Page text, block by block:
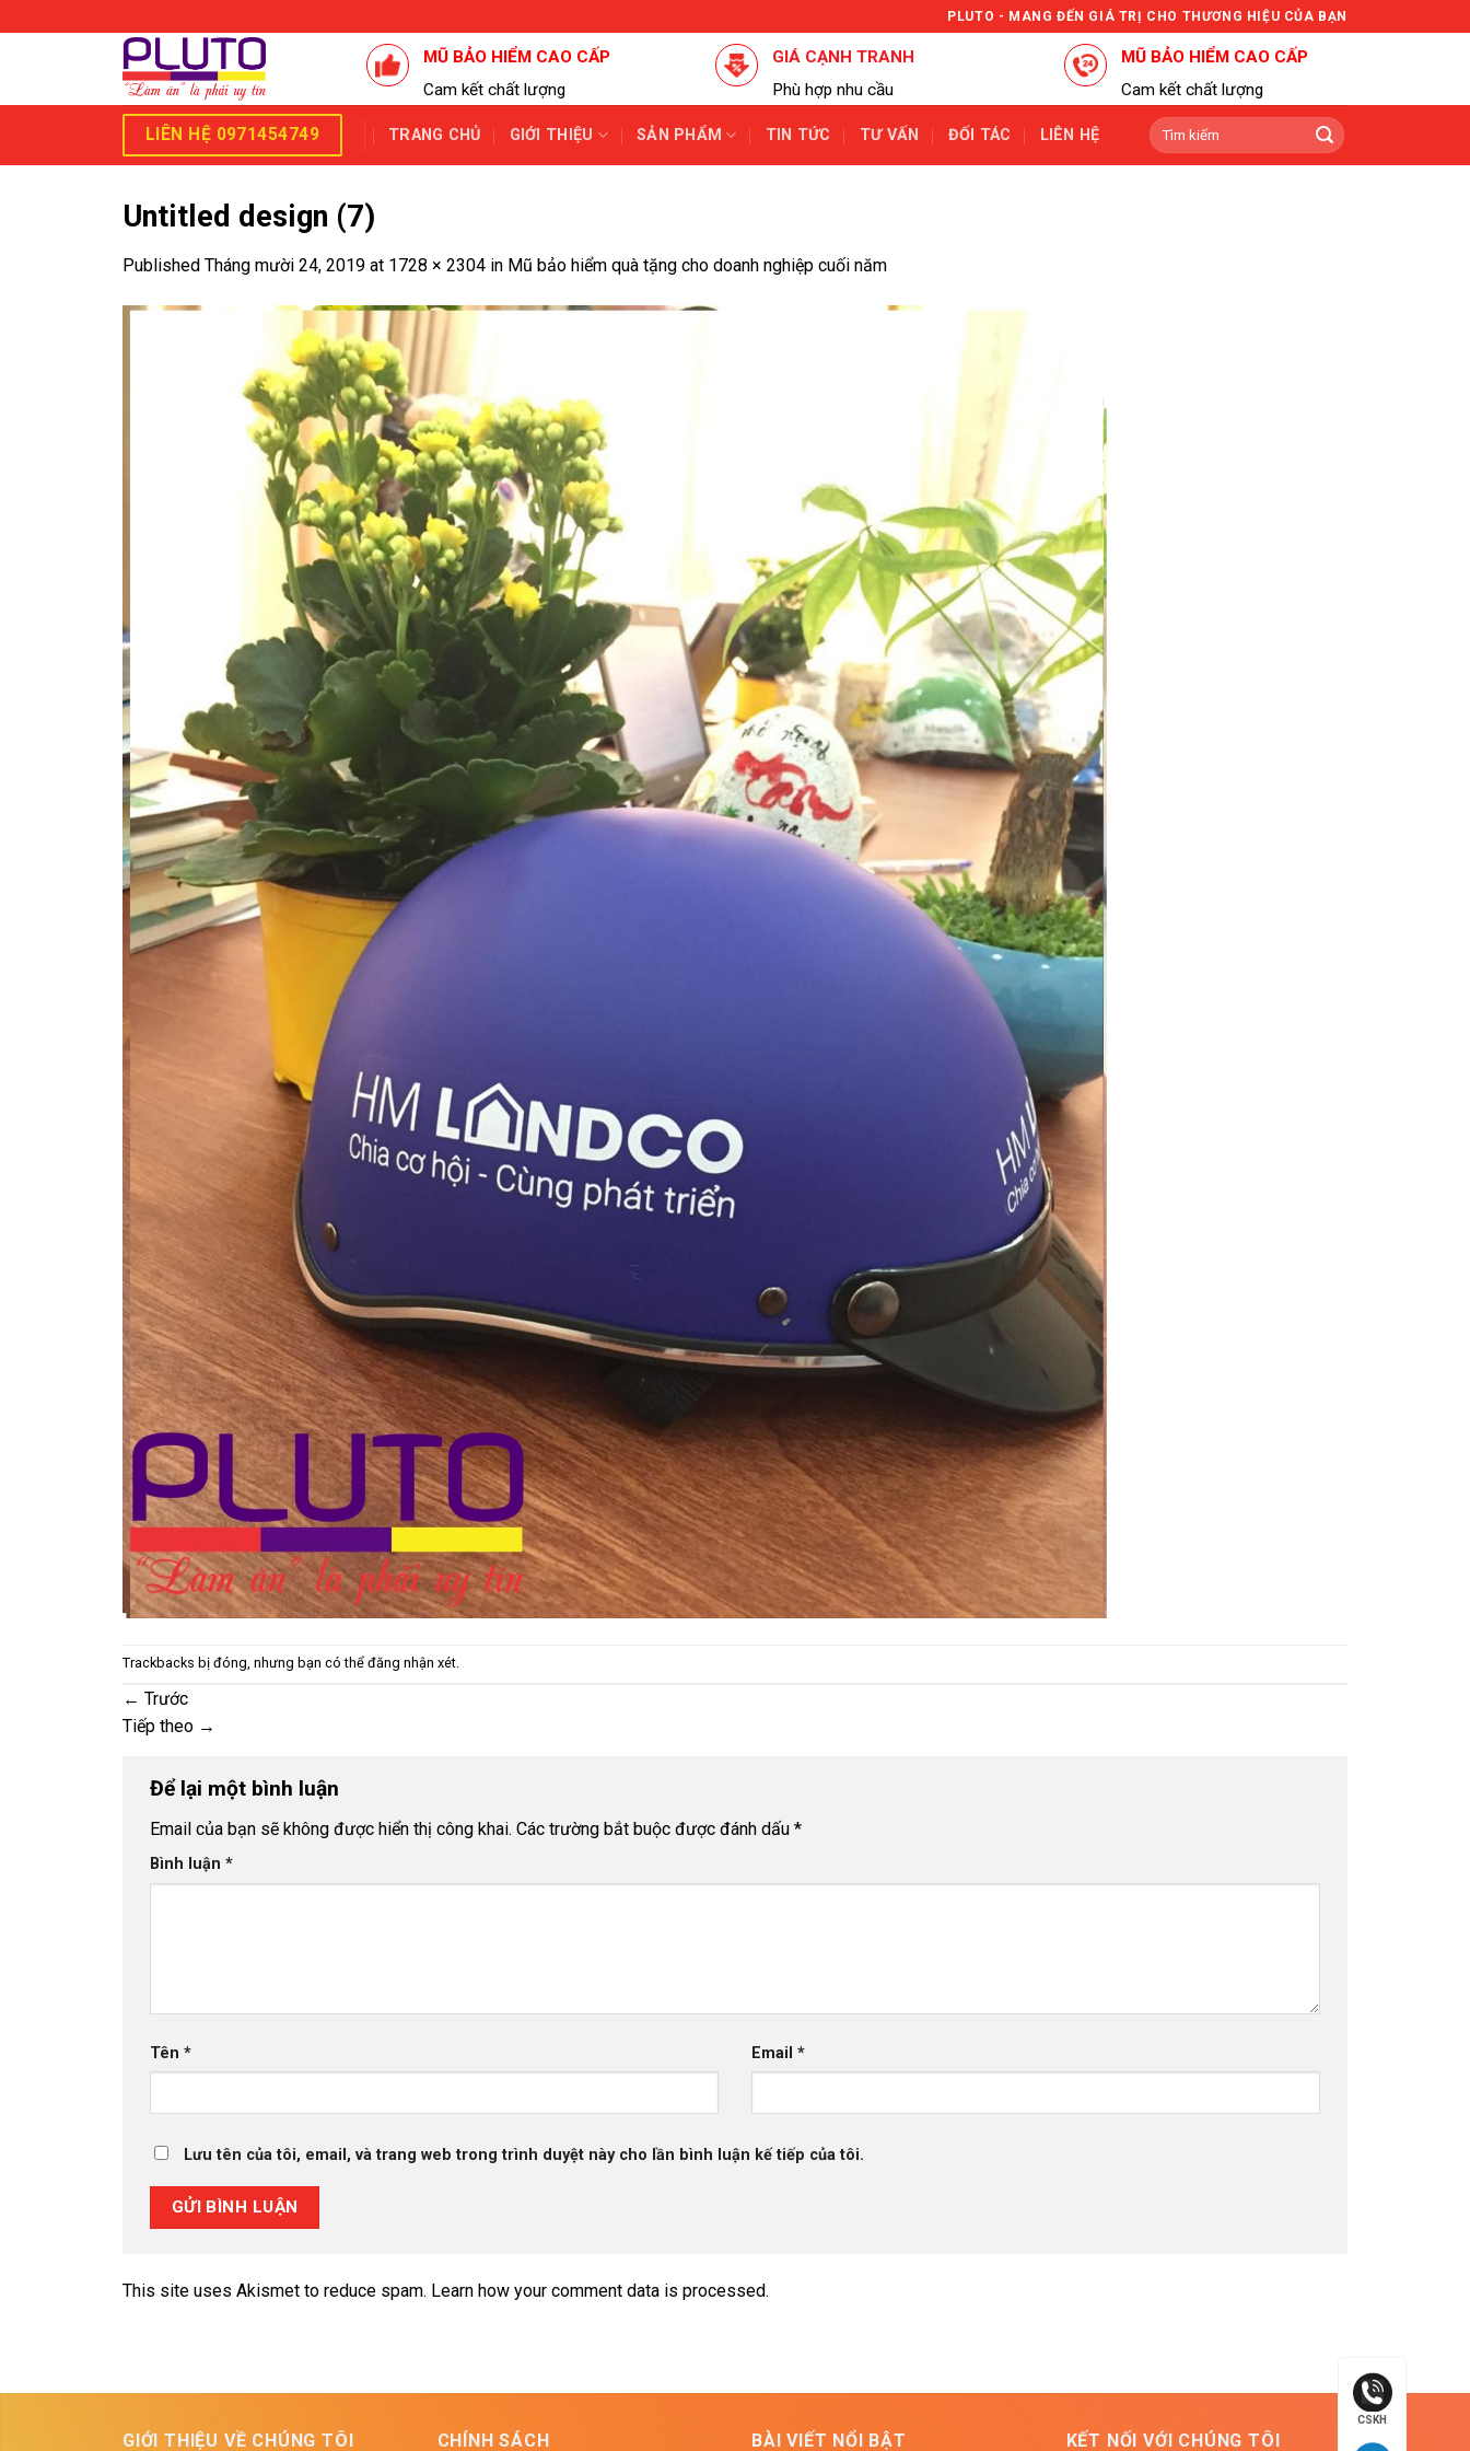
to
PLUTO - MANG ĐẾN GIÁ TRỊ CHO THƯƠNG HIỆU CỦA BẠN
MŨ BẢO HIỂM CAO CẤP
Cam kết chất lượng
GIÁ CẠNH TRANH
Phù hợp nhu cầu
MŨ BẢO HIỂM CAO CẤP
Cam kết chất lượng
LIÊN HỆ 0971454749 TRANG CHỦ GIỚI THIỆU SẢN PHẨM TIN TỨC TƯ VẤN ĐỐI TÁC LIÊN HỆ
Tìm
kiếm:
Untitled design (7)
Published Tháng mười 24, 2019 at 1728 × 2304 in Mũ bảo hiểm quà tặng cho doanh nghiệp cuối năm
Trackbacks bị đóng, nhưng bạn có thể đăng nhận xét
← Trước
Tiếp theo →
Để lại một bình luận
Email của bạn sẽ không được hiển thị công khai. Các trường bắt buộc được đánh dấu *
Bình luận *
Tên * Email *
Lưu tên của tôi, email, và trang web trong trình duyệt này cho lần bình luận kế tiếp của tôi.
This site uses Akismet to reduce spam. Learn how your comment data is processed.
GIỚI THIỆU VỀ CHÚNG TÔI CHÍNH SÁCH BÀI VIẾT NỔI BẬT KẾT NỐI VỚI CHÚNG TÔI
CSKH